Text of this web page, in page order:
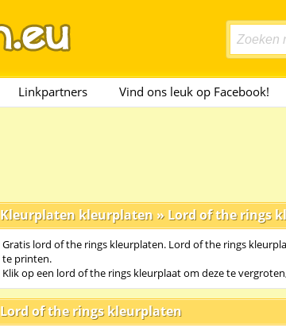
Linkpartners Vind ons leuk op Facebook!
Kleurplaten kleurplaten » Lord of the rings
Gratis lord of the rings kleurplaten. Lord of the rings
te printen.
Klik op een lord of the rings kleurplaat om deze te
Lord of the rings kleurplaten